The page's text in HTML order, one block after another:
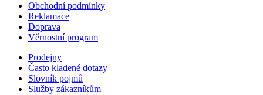
Obchodní podmínky
Reklamace
Doprava
Věrnostní program
Prodejny
Často kladené dotazy
Slovník pojmů
Služby zákazníkům